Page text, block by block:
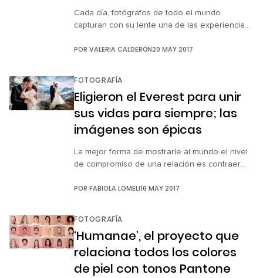
Cada día, fotógrafos de todo el mundo
capturan con su lente una de las experiencias
su compromiso. Gracias a esta idea, el sitio
con las mejores fotos de compromisos del
belleza, excelencia, técnica y personalidad […]
POR VALERIA CALDERÓN20 MAY 2017
FOTOGRAFÍA
Eligieron el Everest para unir
sus vidas para siempre; las
imágenes son épicas
La mejor forma de mostrarle al mundo el nivel
de compromiso de una relación es contraer
fortuna en ceremonias lujosas o en escenarios
momento. En el caso de Ashley Schmeider y
dejaron atrás las típicas cenas con la […]
POR FABIOLA LOMELI16 MAY 2017
FOTOGRAFÍA
‘Humanae’, el proyecto que
relaciona todos los colores
de piel con tonos Pantone